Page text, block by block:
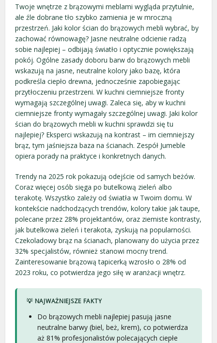
Twoje wnętrze z brązowymi meblami wygląda przytulnie,
ale źle dobrane tło szybko zamienia je w mroczną
przestrzeń. Jaki kolor ścian do brązowych mebli wybrać, by
zachować równowagę? Jasne neutralne odcienie radzą
sobie najlepiej – odbijają światło i optycznie powiększają
pokój. Ogólne zasady doboru barw do brązowych mebli
wskazują na jasne, neutralne kolory jako bazę, która
podkreśla ciepło drewna, jednocześnie zapobiegając
przytłoczeniu przestrzeni. W kuchni ciemniejsze fronty
wymagają szczególnej uwagi. Zaleca się, aby w kuchni
ciemniejsze fronty wymagały szczególnej uwagi. Jaki kolor
ścian do brązowych mebli w kuchni sprawdzi się tu
najlepiej? Eksperci wskazują na kontrast – im ciemniejszy
brąz, tym jaśniejsza baza na ścianach. Zespół Jumeble
opiera porady na praktyce i konkretnych danych.
Trendy na 2025 rok pokazują odejście od samych beżów.
Coraz więcej osób sięga po butelkową zieleń albo
terakotę. Wszystko zależy od światła w Twoim domu. W
kontekście nadchodzących trendów, kolory takie jak taupe,
polecane przez 28% projektantów, oraz ziemiste kontrasty,
jak butelkowa zieleń i terakota, zyskują na popularności.
Czekoladowy brąz na ścianach, planowany do użycia przez
32% specjalistów, również stanowi mocny trend.
Zainteresowanie brązową tapicerką wzrosło o 28% od
2023 roku, co potwierdza jego siłę w aranżacji wnętrz.
💡 NAJWAŻNIEJSZE FAKTY
Do brązowych mebli najlepiej pasują jasne
neutralne barwy (biel, beż, krem), co potwierdza
aż 81% profesjonalistów polecających ciepłe